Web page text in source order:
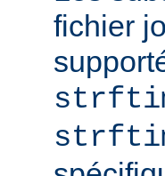
fichier